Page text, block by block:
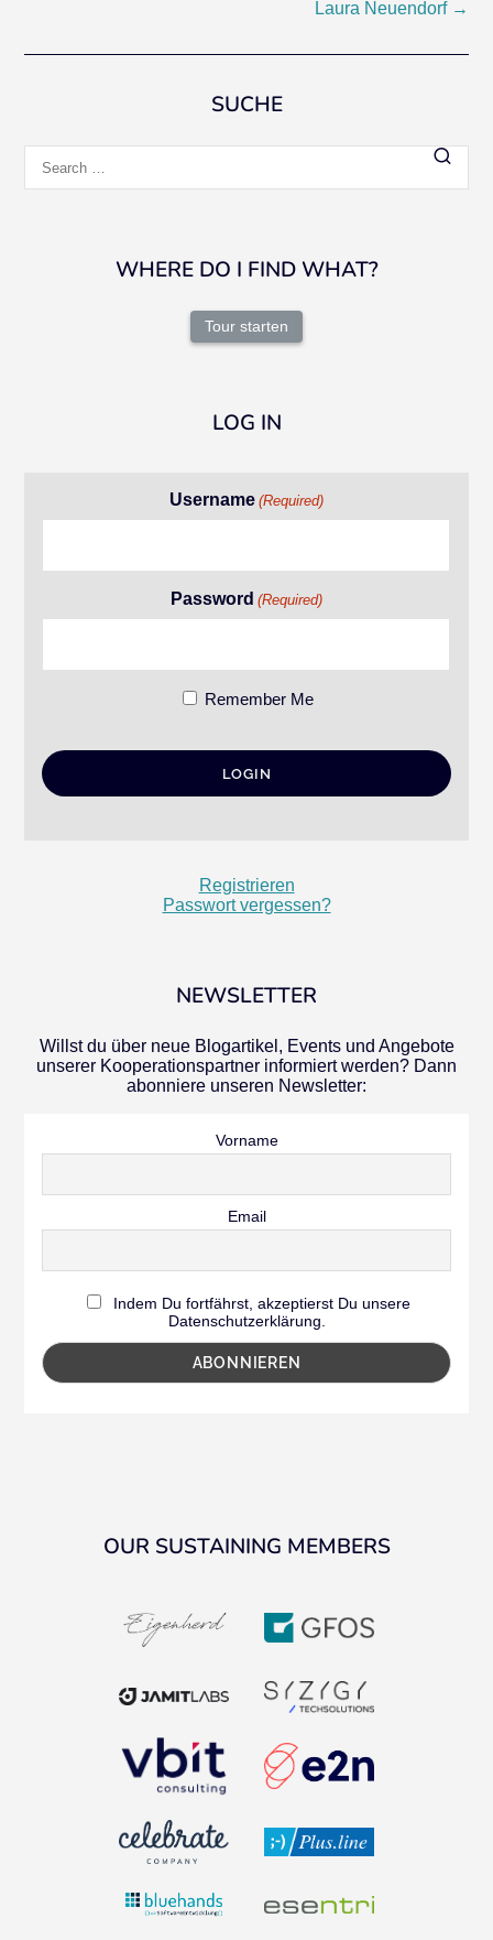
Laura Neuendorf →
SUCHE
for:
WHERE DO I FIND WHAT?
Tour starten
LOG IN
Username (Required)
Password (Required)
Remember Me
Registrieren
Passwort vergessen?
NEWSLETTER
Willst du über neue Blogartikel, Events und Angebote
unserer Kooperationspartner informiert werden? Dann
abonniere unseren Newsletter:
Vorname
Email
Indem Du fortfährst, akzeptierst Du unsere
Datenschutzerklärung.
OUR SUSTAINING MEMBERS